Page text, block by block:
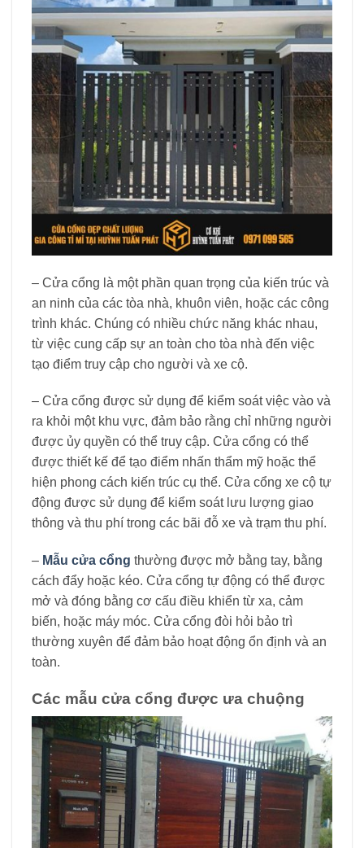
– Cửa cổng là một phần quan trọng của kiến trúc và
an ninh của các tòa nhà, khuôn viên, hoặc các công
trình khác. Chúng có nhiều chức năng khác nhau,
từ việc cung cấp sự an toàn cho tòa nhà đến việc
tạo điểm truy cập cho người và xe cộ.
– Cửa cổng được sử dụng để kiểm soát việc vào và
ra khỏi một khu vực, đảm bảo rằng chỉ những người
được ủy quyền có thể truy cập. Cửa cổng có thể
được thiết kế để tạo điểm nhấn thẩm mỹ hoặc thể
hiện phong cách kiến trúc cụ thể. Cửa cổng xe cộ tự
động được sử dụng để kiểm soát lưu lượng giao
thông và thu phí trong các bãi đỗ xe và trạm thu phí.
– Mẫu cửa cổng thường được mở bằng tay, bằng
cách đẩy hoặc kéo. Cửa cổng tự động có thể được
mở và đóng bằng cơ cấu điều khiển từ xa, cảm
biến, hoặc máy móc. Cửa cổng đòi hỏi bảo trì
thường xuyên để đảm bảo hoạt động ổn định và an
toàn.
Các mẫu cửa cổng được ưa chuộng